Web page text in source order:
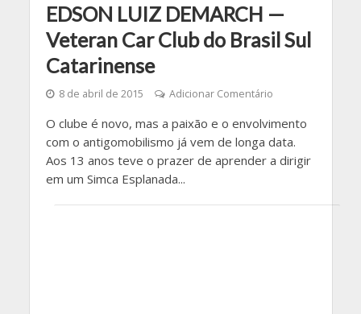
EDSON LUIZ DEMARCH —
Veteran Car Club do Brasil Sul
Catarinense
8 de abril de 2015 Adicionar Comentário
O clube é novo, mas a paixão e o envolvimento
com o antigomobilismo já vem de longa data.
Aos 13 anos teve o prazer de aprender a dirigir
em um Simca Esplanada...